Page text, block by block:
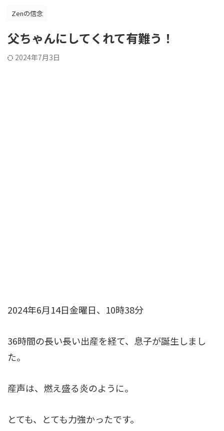
Zenの信念
父ちゃんにしてくれて有難う！
2024年7月3日
2024年6月14日金曜日、10時38分
36時間の長い長い出産を経て、息子が誕生しまし
た。
産声は、燃え盛る炎のように。
とても、とても力強かったです。